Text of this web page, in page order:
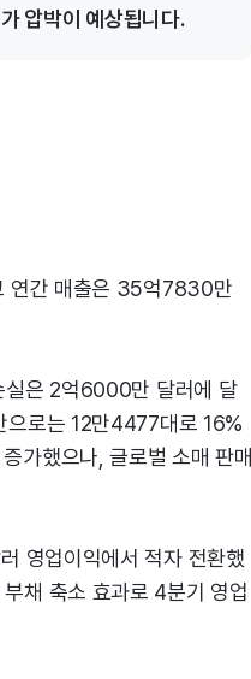
압박이 예상됩니다.
연간 매출은 35억7830만
실은 2억6000만 달러에 달
으로는 12만4477대로 16%
가했으나, 글로벌 소매 판매
영업이익에서 적자 전환했
채 축소 효과로 4분기 영업